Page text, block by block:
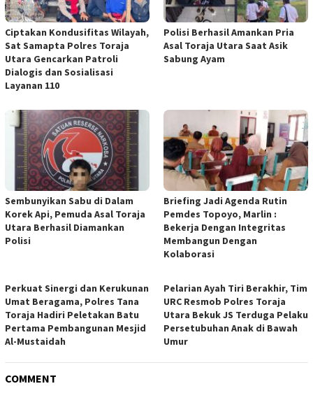
Ciptakan Kondusifitas Wilayah,
Sat Samapta Polres Toraja
Utara Gencarkan Patroli
Dialogis dan Sosialisasi
Layanan 110
Polisi Berhasil Amankan Pria
Asal Toraja Utara Saat Asik
Sabung Ayam
Sembunyikan Sabu di Dalam
Korek Api, Pemuda Asal Toraja
Utara Berhasil Diamankan
Polisi
Briefing Jadi Agenda Rutin
Pemdes Topoyo, Marlin :
Bekerja Dengan Integritas
Membangun Dengan
Kolaborasi
Perkuat Sinergi dan Kerukunan
Umat Beragama, Polres Tana
Toraja Hadiri Peletakan Batu
Pertama Pembangunan Mesjid
Al-Mustaidah
Pelarian Ayah Tiri Berakhir, Tim
URC Resmob Polres Toraja
Utara Bekuk JS Terduga Pelaku
Persetubuhan Anak di Bawah
Umur
COMMENT